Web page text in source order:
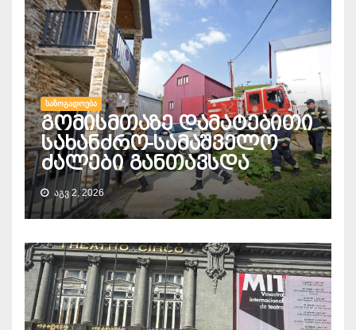
ᲡᲐᲖᲝᲒᲐᲓᲝᲔᲑᲐ
გომისმთაზე დამატებითი
სახანძრო-სამაშველო
ძალები განთავსდა
ᲐᲒᲕ 2, 2026